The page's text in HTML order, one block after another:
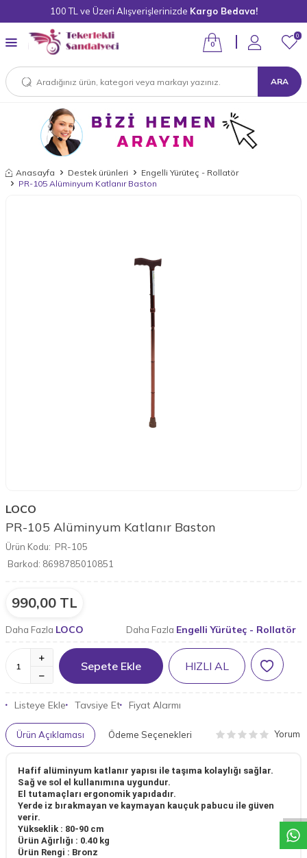
100 TL ve Üzeri Alışverişlerinizde Kargo Bedava!
ARA
0
0
Anasayfa Destek ürünleri
Engelli Yürüteç - Rollatör
PR-105 Alüminyum Katlanır Baston
LOCO
PR-105 Alüminyum Katlanır Baston
Ürün Kodu: PR-105
Barkod: 8698785010851
990,00 TL
Daha Fazla LOCO Daha Fazla Engelli Yürüteç - Rollatör
Sepete Ekle HIZLI AL
Listeye Ekle Tavsiye Et Fiyat Alarmı
Ürün Açıklaması Ödeme Seçenekleri Yorum
Hafif alüminyum katlanır yapısı ile taşıma kolaylığı sağlar.
Sağ ve sol el kullanımına uygundur.
El tutamaçları ergonomik yapıdadır.
Yerde iz bırakmayan ve kaymayan kauçuk pabucu ile güven
verir.
Yükseklik : 80-90 cm
Ürün Ağırlığı : 0.40 kg
Ürün Rengi : Bronz